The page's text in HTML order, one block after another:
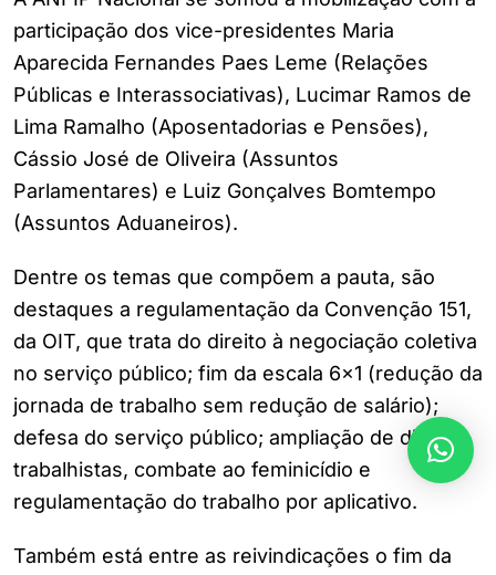
participação dos vice-presidentes Maria
Aparecida Fernandes Paes Leme (Relações
Públicas e Interassociativas), Lucimar Ramos de
Lima Ramalho (Aposentadorias e Pensões),
Cássio José de Oliveira (Assuntos
Parlamentares) e Luiz Gonçalves Bomtempo
(Assuntos Aduaneiros).
Dentre os temas que compõem a pauta, são
destaques a regulamentação da Convenção 151,
da OIT, que trata do direito à negociação coletiva
no serviço público; fim da escala 6×1 (redução da
jornada de trabalho sem redução de salário);
defesa do serviço público; ampliação de direitos
trabalhistas, combate ao feminicídio e
regulamentação do trabalho por aplicativo.
Também está entre as reivindicações o fim da